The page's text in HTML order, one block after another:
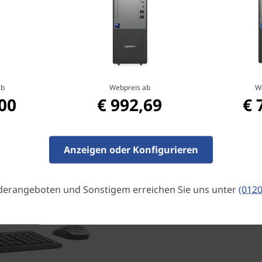
Grün ist das neue
Dieser platzsparende
recyceltem Material (85 %
einer
hergestellt wurde.
und Haltbarkeit. Darüber
Webpreis ab
€ 992,69 €
Anzeigen oder Konfigurieren
und Sonstigem erreichen Sie uns unter